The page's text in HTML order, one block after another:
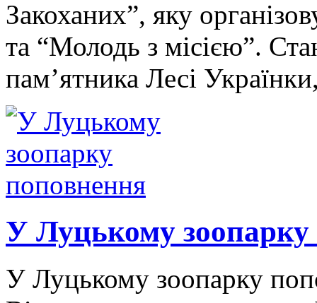
Закоханих”, яку
та “Молодь з місією”.
пам’ятника Лесі
У Луцькому
У Луцькому зоопарку